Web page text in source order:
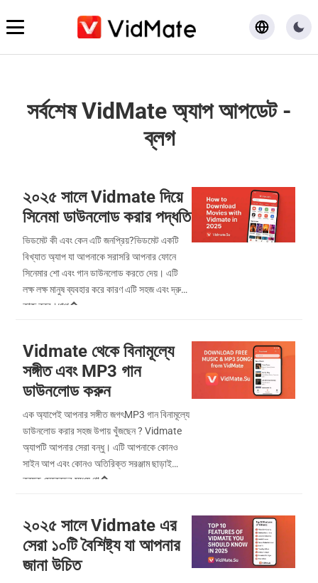
ডাউনলোড
সর্বশেষ VidMate অ্যাপ আপডেট -
ব্লগ
২০২৫ সালে Vidmate দিয়ে
সিনেমা ডাউনলোড করার পদ্ধতি
ভিডমেট কী এবং কেন এটি জনপ্রিয়?ভিডমেট একটি
বিখ্যাত অ্যাপ যা আপনাকে সরাসরি আপনার ফোনে
সিনেমার শো এবং গান ডাউনলোড করতে দেয়। এটি
লক্ষ লক্ষ মানুষ ব্যবহার করে কারণ এটি সহজ এবং দ্রুত
কাজ করে।ধাপ�...
Vidmate থেকে বিনামূল্যে
সঙ্গীত এবং MP3 গান
ডাউনলোড করুন
এক অ্যাপেই আপনার সঙ্গীত জগৎMP3 গান বিনামূল্যে
ডাউনলোড করার সহজ উপায় খুঁজছেন ? Vidmate
অ্যাপটি আপনার সেরা বন্ধু। এটি আপনাকে কোনও
সাইন আপ এবং কোনও অতিরিক্ত সরঞ্জাম ছাড়াই
কয়েক সেকেন্ডের মধ্যে গা�...
২০২৫ সালে Vidmate এর
সেরা ১০টি বৈশিষ্ট্য যা আপনার
জানা উচিত